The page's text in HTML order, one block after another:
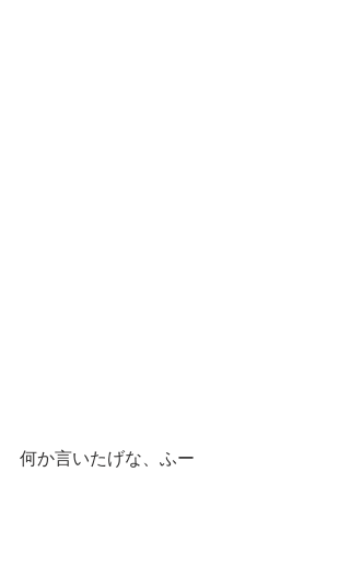
何か言いたげな、ふー